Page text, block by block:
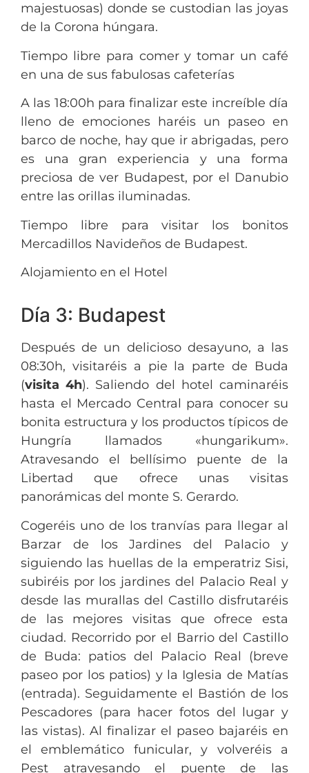
majestuosas) donde se custodian las joyas
de la Corona húngara.
Tiempo libre para comer y tomar un café
en una de sus fabulosas cafeterías
A las 18:00h para finalizar este increíble día
lleno de emociones haréis un paseo en
barco de noche, hay que ir abrigadas, pero
es una gran experiencia y una forma
preciosa de ver Budapest, por el Danubio
entre las orillas iluminadas.
Tiempo libre para visitar los bonitos
Mercadillos Navideños de Budapest.
Alojamiento en el Hotel
Día 3: Budapest
Después de un delicioso desayuno, a las
08:30h, visitaréis a pie la parte de Buda
(visita 4h). Saliendo del hotel caminaréis
hasta el Mercado Central para conocer su
bonita estructura y los productos típicos de
Hungría llamados «hungarikum».
Atravesando el bellísimo puente de la
Libertad que ofrece unas visitas
panorámicas del monte S. Gerardo.
Cogeréis uno de los tranvías para llegar al
Barzar de los Jardines del Palacio y
siguiendo las huellas de la emperatriz Sisi,
subiréis por los jardines del Palacio Real y
desde las murallas del Castillo disfrutaréis
de las mejores visitas que ofrece esta
ciudad. Recorrido por el Barrio del Castillo
de Buda: patios del Palacio Real (breve
paseo por los patios) y la Iglesia de Matías
(entrada). Seguidamente el Bastión de los
Pescadores (para hacer fotos del lugar y
las vistas). Al finalizar el paseo bajaréis en
el emblemático funicular, y volveréis a
Pest atravesando el puente de las